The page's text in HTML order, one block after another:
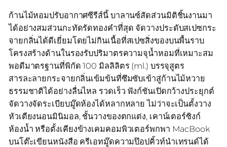
ก้านไม้หอมปรับอากาศซีรีส์นี้ บาลานซ์สัดส่วนมิติชิ้นงานมา
ได้อย่างสมส่วนกะทัดรัดทองคำที่สุด จัดวางประดับสเปซกระ
จายกลิ่นได้ดีเยี่ยมโดยไม่กินเนื้อที่สเปซสิ่งของบนพื้นราบ
โครงสร้างด้านในรองรับปริมาตรความจุน้ำหอมที่เหมาะสม
พอดีมาตรฐานที่พิกัด 100 มิลลิลิตร (ml.) บรรจุสูตร
สารละลายกระจายกลิ่นเข้มข้นที่ซึมซับเข้าสู่ก้านไม้หวาย
ธรรมชาติได้อย่างลื่นไหล รวดเร็ว ฟังก์ชันเปิดกว้างประยุกต์
จัดวางจัดระเบียบมู๊ดห้องได้หลากหลาย ไม่ว่าจะเป็นตั้งวาง
หัวเตียงนอนมินิมอล, ชั้นวางของตกแต่ง, เคาน์เตอร์ซิงก์
ห้องน้ำ หรือตั้งเคียงข้างเคมคอมพิวเตอร์พกพา MacBook
บนโต๊ะเขียนหนังสือ ครีเอทมู๊ดความป๊อปคิ้วท์นำเทรนด์ได้